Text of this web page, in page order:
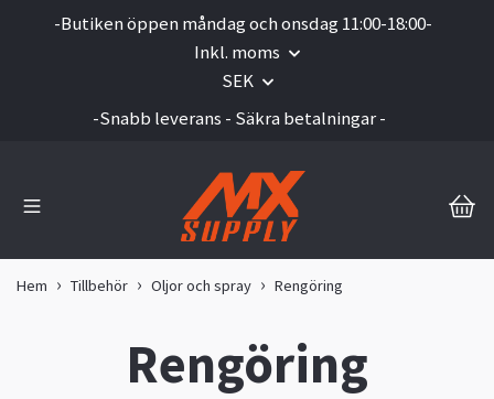
-Butiken öppen måndag och onsdag 11:00-18:00-
Inkl. moms
SEK
-Snabb leverans - Säkra betalningar -
Hem Tillbehör Oljor och spray Rengöring
Rengöring